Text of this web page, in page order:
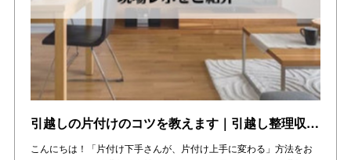
引越しの片付けのコツを教えます｜引越し整理収納（奈良県・現場レポ）をご紹介
こんにちは！「片付け下手さんが、片付け上手に変わる」方法をお